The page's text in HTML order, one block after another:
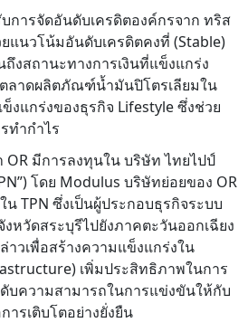
การจัดอันดับเครดิตองค์กรจาก ทริส
ยแนวโน้มอันดับเครดิตคงที่ (Stable)
งสถานะทางการเงินที่แข็งแกร่ง
ลาดผลิตภัณฑ์น้ำมันปิโตรเลียมใน
งแกร่งของธุรกิจ Lifestyle ซึ่งช่วย
ทำกำไร
มีการลงทุนใน บริษัท ไทยไปป์
โดย Modulus บริษัทย่อยของ OR
น TPN ซึ่งเป็นผู้ประกอบธุรกิจระบบ
หวัดสระบุรีไปยังภาคตะวันออกเฉียง
าวเพื่อสร้างความแข็งแกร่งใน
เพิ่มประสิทธิภาพในการ
บความสามารถในการแข่งขันให้กับ
ารเติบโตอย่างยั่งยืน